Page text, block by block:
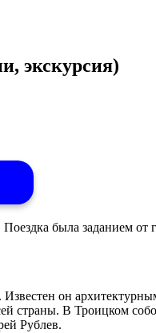
экскурсия)
была заданием
он
страны. В Троицком
Рублев.